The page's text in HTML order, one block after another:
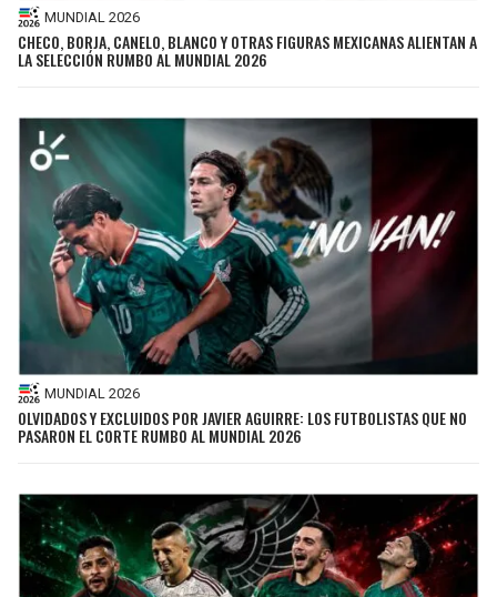
MUNDIAL 2026
CHECO, BORJA, CANELO, BLANCO Y OTRAS FIGURAS MEXICANAS ALIENTAN A
LA SELECCIÓN RUMBO AL MUNDIAL 2026
MUNDIAL 2026
OLVIDADOS Y EXCLUIDOS POR JAVIER AGUIRRE: LOS FUTBOLISTAS QUE NO
PASARON EL CORTE RUMBO AL MUNDIAL 2026